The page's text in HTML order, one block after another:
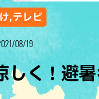
ステーキ・
その他の肉料
,テレビ
08/19
しく！避